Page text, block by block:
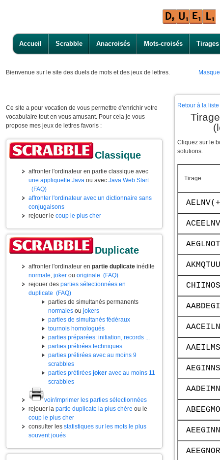
Accueil Scrabble Anacroisés Mots-croisés Tirages
Bienvenue sur le site des duels de mots et des jeux de lettres.
Ce site a pour vocation de vous permettre d'enrichir votre
vocabulaire tout en vous amusant. Pour cela je vous
propose mes jeux de lettres favoris :
Classique
affronter l'ordinateur en partie classique avec
une appliquette Java ou avec Java Web Start
(FAQ)
affronter l'ordinateur avec un dictionnaire sans
conjugaisons
rejouer le coup le plus cher
Duplicate
affronter l'ordinateur en partie duplicate inédite
normale, joker ou originale (FAQ)
rejouer des parties sélectionnées en
duplicate (FAQ)
parties de simultanés permanents
normales ou jokers
parties de simultanés fédéraux
tournois homologués
parties préparées: initiation, records ...
parties prétirées techniques
parties prétirées avec au moins 9
scrabbles
parties prétirées joker avec au moins 11
scrabbles
voir/imprimer les parties sélectionnées
rejouer la partie duplicate la plus chère ou le
coup le plus cher
consulter les statistiques sur les mots le plus
souvent joués
Retour à la
Cliquez sur le
solutions.
Tirage
AKMQTUU